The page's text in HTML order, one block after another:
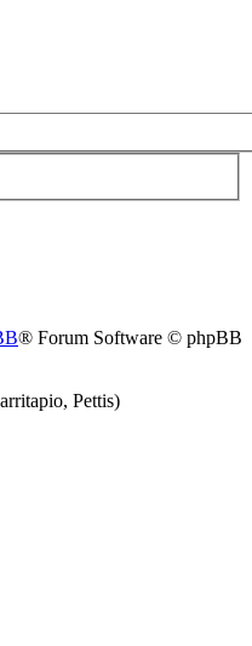
® Forum Software © phpBB
Pettis)